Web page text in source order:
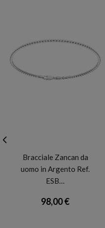
Bracciale Zancan da
uomo in Argento Ref.
ESB…
98,00 €